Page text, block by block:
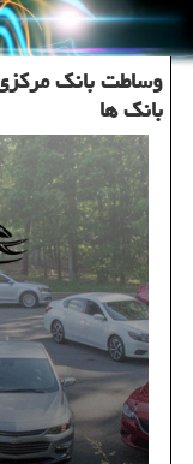
وساطت بانك
بانك ها